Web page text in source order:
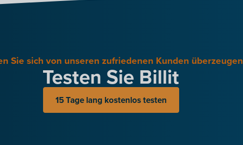
Sie sich von unseren zufriedenen Kunden überzeugen
Testen Sie Billit
15 Tage lang kostenlos testen